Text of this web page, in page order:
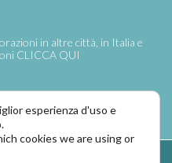
in altre città, in Italia e
CLICCA QUI
esperienza d'uso e
cookies we are using or